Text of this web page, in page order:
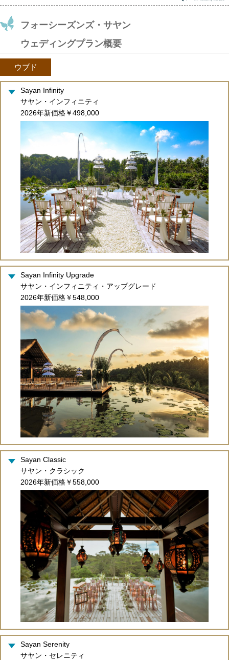
フォーシーズンズ・サヤン
ウェディングプラン概要
ウブド
Sayan Infinity
サヤン・インフィニティ
2026年新価格￥498,000
Sayan Infinity Upgrade
サヤン・インフィニティ・アップグレード
2026年新価格￥548,000
Sayan Classic
サヤン・クラシック
2026年新価格￥558,000
Sayan Serenity
サヤン・セレニティ